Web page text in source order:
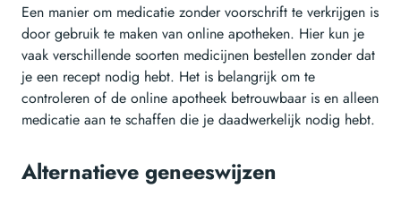
Een manier om medicatie zonder voorschrift te verkrijgen is
door gebruik te maken van online apotheken. Hier kun je
vaak verschillende soorten medicijnen bestellen zonder dat
je een recept nodig hebt. Het is belangrijk om te
controleren of de online apotheek betrouwbaar is en alleen
medicatie aan te schaffen die je daadwerkelijk nodig hebt.
Alternatieve geneeswijzen